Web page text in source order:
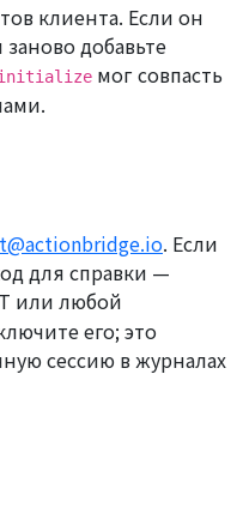
клиента. Если он
добавьте
мог совпасть
. Если
для справки —
или любой
его; это
сессию в журналах